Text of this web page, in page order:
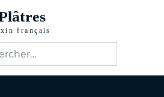
au
contenu
principal